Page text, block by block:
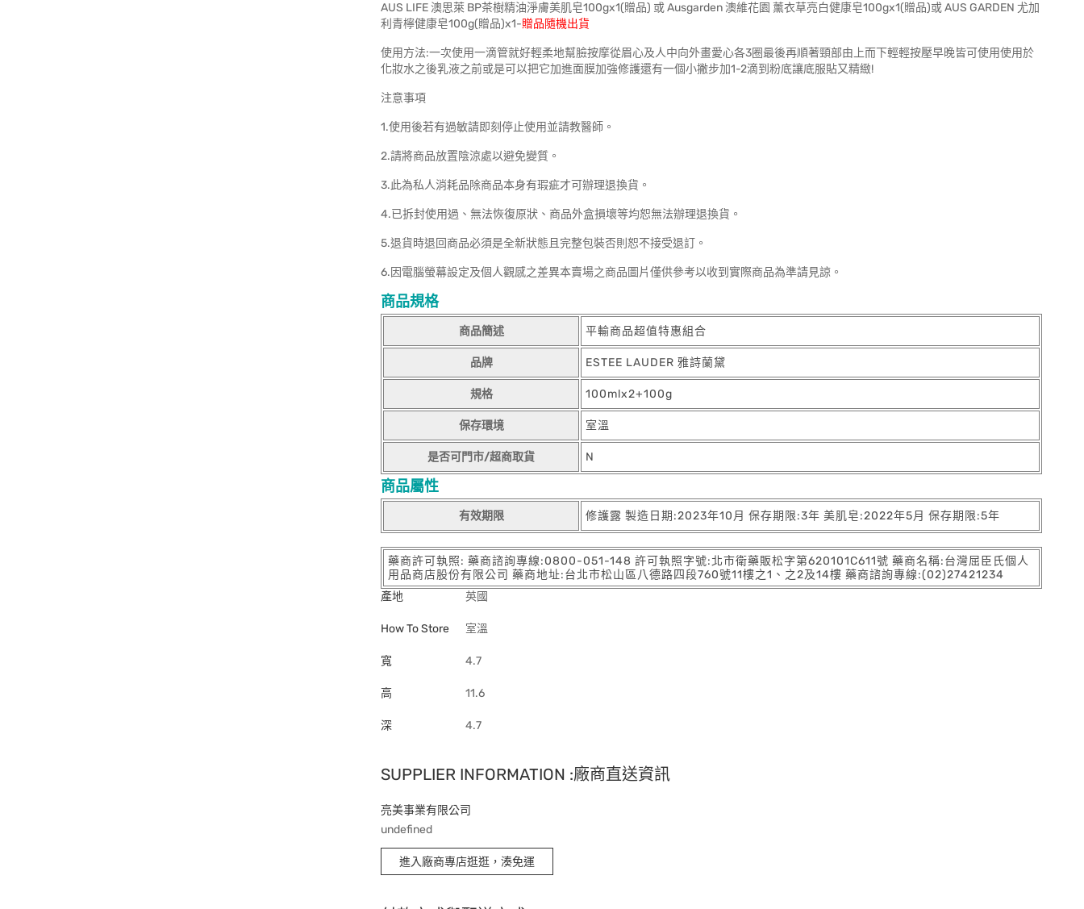
AUS LIFE 澳思萊 BP茶樹精油淨膚美肌皂100gx1(贈品) 或 Ausgarden 澳維花園 薰衣草亮白健康皂100gx1(贈品)或 AUS GARDEN 尤加
利青檸健康皂100g(贈品)x1-贈品隨機出貨
使用方法:一次使用一滴管就好輕柔地幫臉按摩從眉心及人中向外畫愛心各3圈最後再順著頸部由上而下輕輕按壓早晚皆可使用使用於
化妝水之後乳液之前或是可以把它加進面膜加強修護還有一個小撇步加1-2滴到粉底讓底服貼又精緻!
注意事項
1.使用後若有過敏請即刻停止使用並請教醫師。
2.請將商品放置陰涼處以避免變質。
3.此為私人消耗品除商品本身有瑕疵才可辦理退換貨。
4.已拆封使用過、無法恢復原狀、商品外盒損壞等均恕無法辦理退換貨。
5.退貨時退回商品必須是全新狀態且完整包裝否則恕不接受退訂。
6.因電腦螢幕設定及個人觀感之差異本賣場之商品圖片僅供參考以收到實際商品為準請見諒。
商品規格
商品簡述 平輸商品超值特惠組合
品牌 ESTEE LAUDER 雅詩蘭黛
規格 100mlx2+100g
保存環境 室溫
是否可門市/超商取貨 N
商品屬性
有效期限 修護露 製造日期:2023年10月 保存期限:3年 美肌皂:2022年5月 保存期限:5年
藥商許可執照: 藥商諮詢專線:0800-051-148 許可執照字號:北市衛藥販松字第620101C611號 藥商名稱:台灣屈臣氏個人
用品商店股份有限公司 藥商地址:台北市松山區八德路四段760號11樓之1、之2及14樓 藥商諮詢專線:(02)27421234
產地
英國
How To Store 室溫
寬 4.7
高 11.6
深 4.7
SUPPLIER INFORMATION :廠商直送資訊
亮美事業有限公司
undefined
進入廠商專店逛逛，湊免運